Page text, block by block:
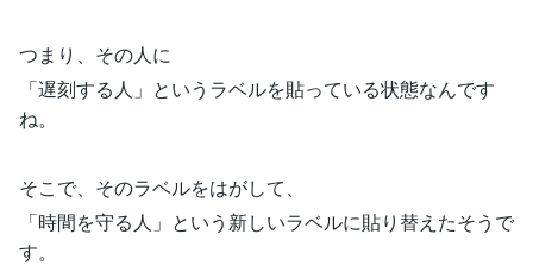
つまり、その人に
「遅刻する人」というラベルを貼っている状態なんです
ね。
そこで、そのラベルをはがして、
「時間を守る人」という新しいラベルに貼り替えたそうで
す。